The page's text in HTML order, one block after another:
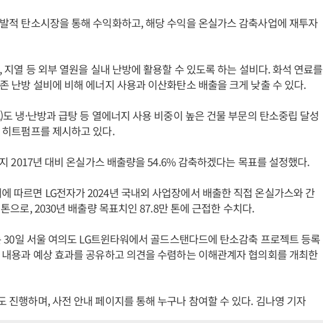
적 탄소시장을 통해 수익화하고, 해당 수익을 온실가스 감축사업에 재투자
지열 등 외부 열원을 실내 난방에 활용할 수 있도록 하는 설비다. 화석 연료를
난방 설비에 비해 에너지 사용과 이산화탄소 배출을 크게 낮출 수 있다.
냉·난방과 급탕 등 열에너지 사용 비중이 높은 건물 부문의 탄소중립 달성
트펌프를 제시하고 있다.
2017년 대비 온실가스 배출량을 54.6% 감축하겠다는 목표를 설정했다.
따르면 LG전자가 2024년 국내외 사업장에서 배출한 직접 온실가스와 간
으로, 2030년 배출량 목표치인 87.8만 톤에 근접한 수치다.
30일 서울 여의도 LG트윈타워에서 골드스탠다드에 탄소감축 프로젝트 등록
용과 예상 효과를 공유하고 의견을 수렴하는 이해관계자 협의회를 개최한
진행하며, 사전 안내 페이지를 통해 누구나 참여할 수 있다. 김나영 기자